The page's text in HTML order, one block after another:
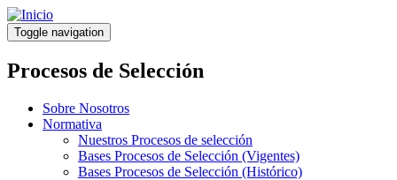
Pasar
al
contenido
principal
Toggle navigation
Procesos de Selección
Sobre Nosotros
Normativa
Nuestros Procesos de selección
Bases Procesos de Selección (Vigentes)
Bases Procesos de Selección (Histórico)